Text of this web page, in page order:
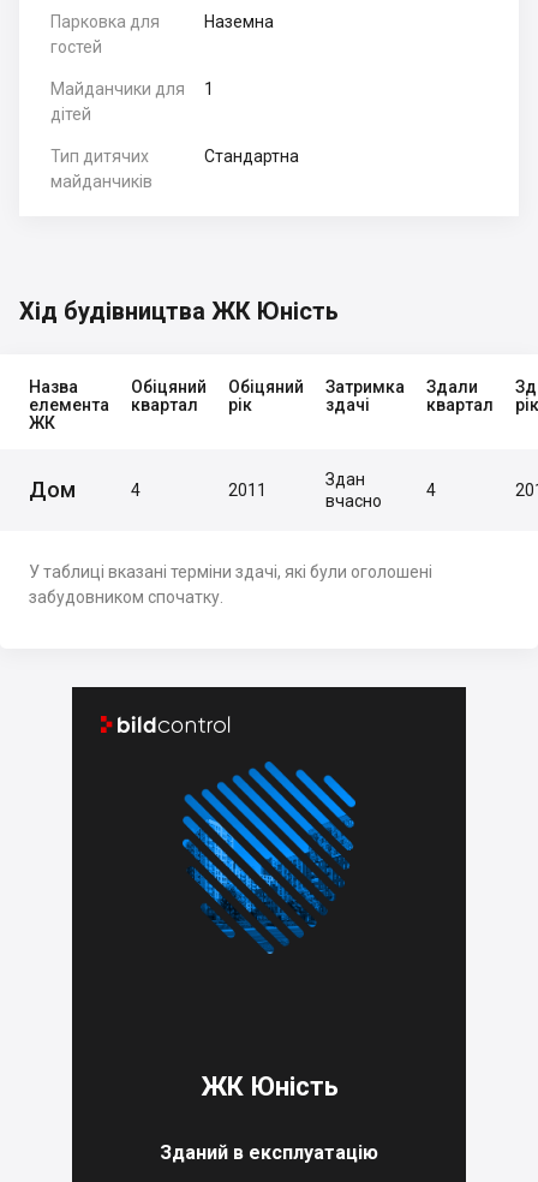
Парковка для
гостей
Наземна
Майданчики для
дітей
1
Тип дитячих
майданчиків
Стандартна
Хід будівництва ЖК Юність
Назва
елемента
ЖК
Обіцяний
квартал
Обіцяний
рік
Затримка
здачі
Здали
квартал
рік
Дом 4 2011
Здан
вчасно
4
У таблиці вказані терміни здачі, які були оголошені
забудовником спочатку.
 
ЖК Юність
Зданий в експлуатацію